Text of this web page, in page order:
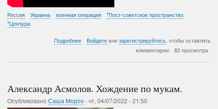
Россия Украина военная операция
*Пост-советское пространство
*Цензура
Подробнее
Счастье
национальная
Войдите или зарегистрируйтесь, чтобы оставлять
комментарии
82 просмотра
Александр Асмолов. Хождение по мукам.
Опубликовано Саша Мороз -чт, 04/07/2022 - 21:50